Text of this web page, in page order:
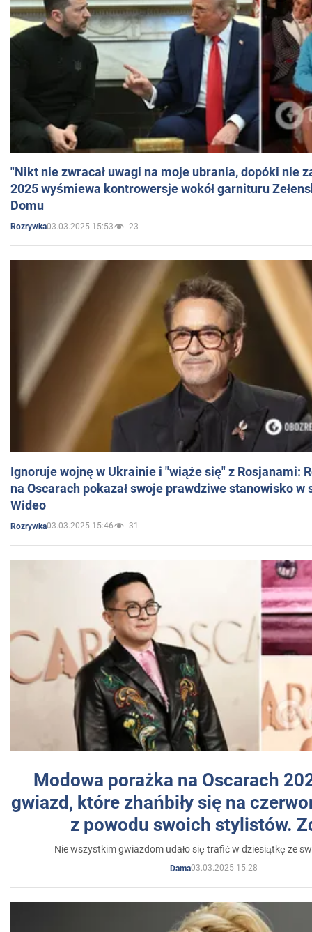
"Nikt nie zwracał uwagi na moje ubrania, dopóki nie
2025 wyśmiewa kontrowersje wokół garnituru
Domu
Rozrywka03.03.2025 15:53 23
Ignoruje wojnę w Ukrainie i "wiąże się" z Rosjanami:
na Oscarach pokazał swoje prawdziwe stanowisko w
Wideo
Rozrywka03.03.2025 15:46 31
Modowa porażka na Oscarach
gwiazd, które zhańbiły się na
z powodu swoich stylistów.
Nie wszystkim gwiazdom udało się trafić w dziesiątkę ze
Dama03.03.2025 15:28